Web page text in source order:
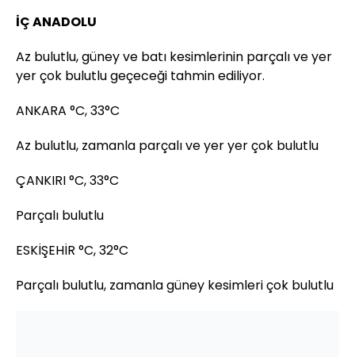
İÇ ANADOLU
Az bulutlu, güney ve batı kesimlerinin parçalı ve yer
yer çok bulutlu geçeceği tahmin ediliyor.
ANKARA °C, 33°C
Az bulutlu, zamanla parçalı ve yer yer çok bulutlu
ÇANKIRI °C, 33°C
Parçalı bulutlu
ESKİŞEHİR °C, 32°C
Parçalı bulutlu, zamanla güney kesimleri çok bulutlu